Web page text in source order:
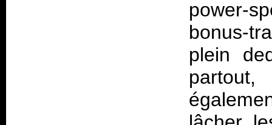
power-
bonus-
plein